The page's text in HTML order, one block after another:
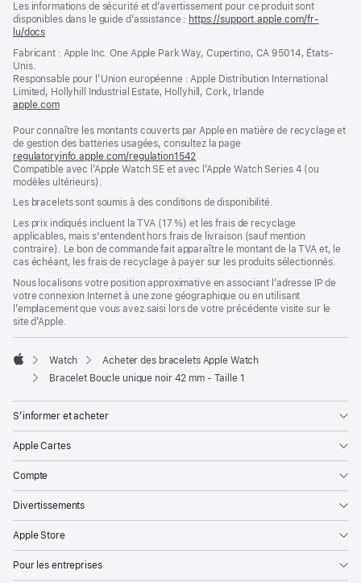
de
page
de
bas
page
Les informations de sécurité et d’avertissement pour ce produit sont
disponibles dans le guide d’assistance : https://support.apple.com/fr-
lu/docs
une
fenêtre)
Fabricant : Apple Inc. One Apple Park Way, Cupertino, CA 95014, États-
Unis.
Responsable pour l’Union européenne : Apple Distribution International
Limited, Hollyhill Industrial Estate, Hollyhill, Cork, Irlande
apple.com(s’ouvre
une
nouvelle
fenêtre)
Pour connaître les montants couverts par Apple en matière de recyclage et
de gestion des batteries usagées, consultez la page
regulatoryinfo.apple.com/regulation1542
dans
nouvelle
fenêtre)
Compatible avec l’Apple Watch SE et avec l’Apple Watch Series 4 (ou
modèles ultérieurs).
Les bracelets sont soumis à des conditions de disponibilité.
Les prix indiqués incluent la TVA (17 %) et les frais de recyclage
applicables, mais s'entendent hors frais de livraison (sauf mention
contraire). Le bon de commande fait apparaître le montant de la TVA et, le
cas échéant, les frais de recyclage à payer sur les produits sélectionnés.
Nous localisons votre position approximative en associant l’adresse IP de
votre connexion Internet à une zone géographique ou en utilisant
l’emplacement que vous avez saisi lors de votre précédente visite sur le
site d’Apple.
Apple
Watch
Acheter des bracelets Apple Watch
Bracelet Boucle unique noir 42 mm - Taille 1
S’informer et acheter
Apple Cartes
Compte
Divertissements
Apple Store
Pour les entreprises